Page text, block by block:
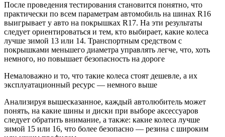
После проведения тестирования становится понятно, что
практически по всем параметрам автомобиль на шинах R16
выигрывает у авто на покрышках R17. На эти результаты
следует ориентироваться и тем, кто выбирает, какие колеса
лучше зимой 13 или 14. Транспортным средством с
покрышками меньшего диаметра управлять легче, что, хоть
немного, но повышает безопасность на дороге
Немаловажно и то, что такие колеса стоят дешевле, а их
эксплуатационный ресурс — немного выше
Анализируя вышесказанное, каждый автолюбитель может
понять, на какие шины и диски при выборе аксессуаров
следует обратить внимание, а также: какие колеса лучше
зимой 15 или 16, что более безопасно — резина с широким